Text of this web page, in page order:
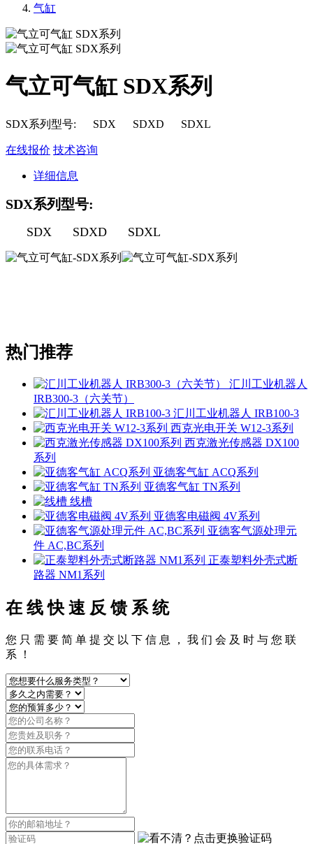
气缸
气立可气缸 SDX系列
SDX系列型号: SDX SDXD SDXL
在线报价 技术咨询
详细信息
SDX系列型号:
SDX SDXD SDXL
热门推荐
汇川工业机器人
IRB300-3（六关节）
汇川工业机器人 IRB100-3
西克光电开关 W12-3系列
西克激光传感器 DX100
系列
亚德客气缸 ACQ系列
亚德客气缸 TN系列
线槽
亚德客电磁阀 4V系列
亚德客气源处理元
件 AC,BC系列
正泰塑料外壳式断
路器 NM1系列
在 线 快 速 反 馈 系 统
您 只 需 要 简 单 提 交 以 下 信 息 ， 我 们 会 及 时 与 您 联
系 ！